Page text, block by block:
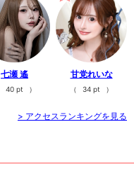
七瀬 遙
40 pt ）
甘党れいな
（ 34 pt ）
> アクセスランキングを見る